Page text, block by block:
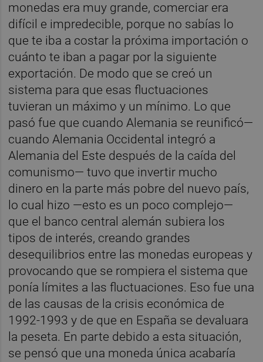
monedas era muy grande, comerciar era
difícil e impredecible, porque no sabías lo
que te iba a costar la próxima importación o
cuánto te iban a pagar por la siguiente
exportación. De modo que se creó un
sistema para que esas fluctuaciones
tuvieran un máximo y un mínimo. Lo que
pasó fue que cuando Alemania se reunificó—
cuando Alemania Occidental integró a
Alemania del Este después de la caída del
comunismo— tuvo que invertir mucho
dinero en la parte más pobre del nuevo país,
lo cual hizo —esto es un poco complejo—
que el banco central alemán subiera los
tipos de interés, creando grandes
desequilibrios entre las monedas europeas y
provocando que se rompiera el sistema que
ponía límites a las fluctuaciones. Eso fue una
de las causas de la crisis económica de
1992-1993 y de que en España se devaluara
la peseta. En parte debido a esta situación,
se pensó que una moneda única acabaría